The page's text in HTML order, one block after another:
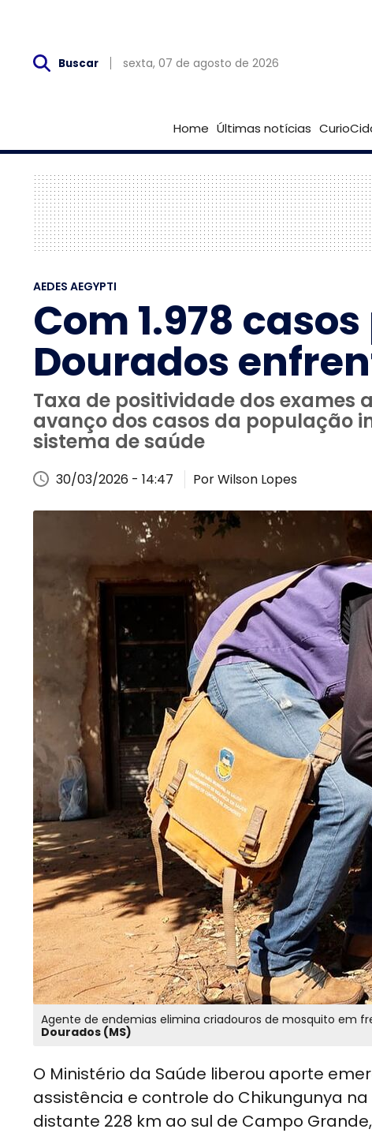
Buscar sexta, 07 de agosto de 2026
Home Últimas notícias
AEDES AEGYPTI
Com 1.978
Dourados
Taxa de positividade dos exames
avanço dos casos da população
sistema de saúde
30/03/2026 - 14:47 Por Wilson Lopes
Dourados (MS)
O Ministério da Saúde liberou aporte
assistência e controle do Chikungunya
distante 228 km ao sul de Campo